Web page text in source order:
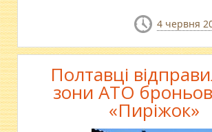
4 червня
Полтавці
зони АТО
«Пиріжок»